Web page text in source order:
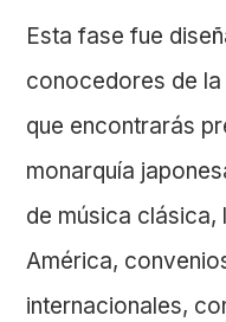
Esta fase fue
conocedores de
que encontrarás
monarquía
de música
América,
internacionales,